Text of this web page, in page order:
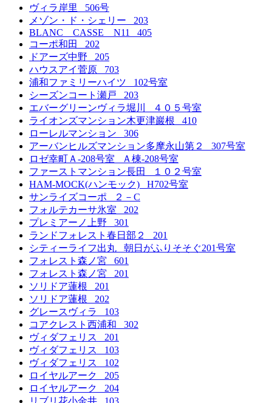
ヴィラ岸里 506号
メゾン・ド・シェリー 203
BLANC CASSE N11 405
コーポ和田 202
ドアーズ中野 205
ハウスアイ菅原 703
浦和ファミリーハイツ 102号室
シーズンコート瀬戸 203
エバーグリーンヴィラ堀川 ４０５号室
ライオンズマンション木更津巖根 410
ローレルマンション 306
アーバンヒルズマンション多摩永山第２ 307号室
ロゼ幸町Ａ-208号室 Ａ棟-208号室
ファーストマンション長田 １０２号室
HAM-MOCK(ハンモック) H702号室
サンライズコーポ ２－C
フォルテカーサ氷室 202
プレミアーノ上野 301
ランドフォレスト春日部２ 201
シティーライフ出丸 朝日がふりそそぐ201号室
フォレスト森ノ宮 601
フォレスト森ノ宮 201
ソリドア蓮根 201
ソリドア蓮根 202
グレースヴィラ 103
コアクレスト西浦和 302
ヴィダフェリス 201
ヴィダフェリス 103
ヴィダフェリス 102
ロイヤルアーク 205
ロイヤルアーク 204
リブリ花小金井 103